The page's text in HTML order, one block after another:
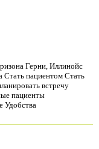
Герни, Иллинойс
Стать пациентом Стать
встречу
пациенты
Удобства